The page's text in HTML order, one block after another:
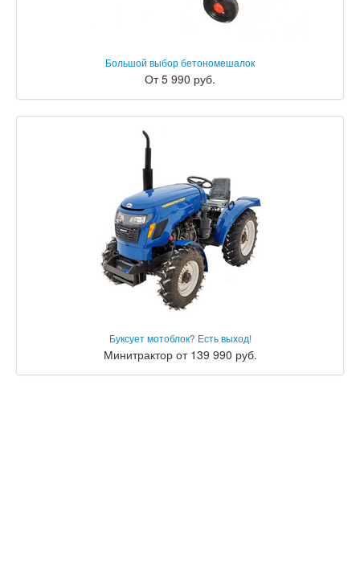
Большой выбор бетономешалок
От 5 990 руб.
Буксует мотоблок? Есть выход!
Минитрактор от 139 990 руб.